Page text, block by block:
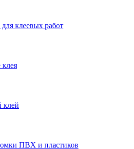
клеевых работ
клей
ПВХ и пластиков